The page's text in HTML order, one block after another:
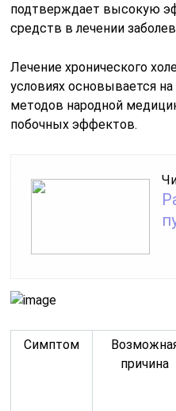
подтверждает высокую
средств в лечении
Лечение хронического
условиях основывается
методов народной
побочных эффектов.
Симптом
причина